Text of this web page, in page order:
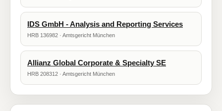
IDS GmbH - Analysis and Reporting Services
HRB 136982 · Amtsgericht München
Allianz Global Corporate & Specialty SE
HRB 208312 · Amtsgericht München